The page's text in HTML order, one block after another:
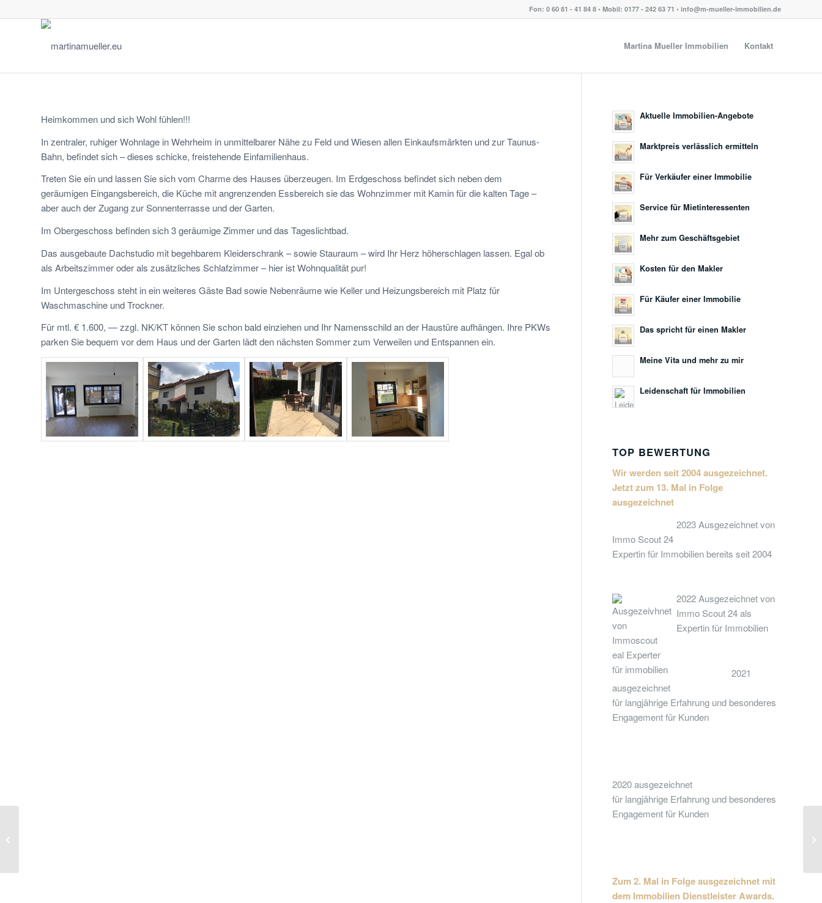
Fon: 0 60 81 - 41 84 8 • Mobil: 0177 - 242 63 71 • info@m-mueller-immobilien.de
Martina Mueller Immobilien Kontakt
Heimkommen und sich Wohl fühlen!!!
In zentraler, ruhiger Wohnlage in Wehrheim in unmittelbarer Nähe zu Feld und Wiesen allen Einkaufsmärkten und zur Taunus-
Bahn, befindet sich – dieses schicke, freistehende Einfamilienhaus.
Treten Sie ein und lassen Sie sich vom Charme des Hauses überzeugen. Im Erdgeschoss befindet sich neben dem
geräumigen Eingangsbereich, die Küche mit angrenzenden Essbereich sie das Wohnzimmer mit Kamin für die kalten Tage –
aber auch der Zugang zur Sonnenterrasse und der Garten.
Im Obergeschoss befinden sich 3 geräumige Zimmer und das Tageslichtbad.
Das ausgebaute Dachstudio mit begehbarem Kleiderschrank – sowie Stauraum – wird Ihr Herz höherschlagen lassen. Egal ob
als Arbeitszimmer oder als zusätzliches Schlafzimmer – hier ist Wohnqualität pur!
Im Untergeschoss steht in ein weiteres Gäste Bad sowie Nebenräume wie Keller und Heizungsbereich mit Platz für
Waschmaschine und Trockner.
Für mtl. € 1.600, — zzgl. NK/KT können Sie schon bald einziehen und Ihr Namensschild an der Haustüre aufhängen. Ihre PKWs
parken Sie bequem vor dem Haus und der Garten lädt den nächsten Sommer zum Verweilen und Entspannen ein.
Aktuelle Immobilien-Angebote
Marktpreis verlässlich ermitteln
Für Verkäufer einer Immobilie
Service für Mietinteressenten
Mehr zum Geschäftsgebiet
Kosten für den Makler
Für Käufer einer Immobilie
Das spricht für einen Makler
Meine Vita und mehr zu mir
Leidenschaft für Immobilien
TOP BEWERTUNG
Wir werden seit 2004 ausgezeichnet.
Jetzt zum 13. Mal in Folge
ausgezeichnet
2023 Ausgezeichnet von
Immo Scout 24
Expertin für Immobilien bereits seit 2004
2022 Ausgezeichnet von
Immo Scout 24 als
Expertin für Immobilien
2021
ausgezeichnet
für langjährige Erfahrung und besonderes
Engagement für Kunden
2020 ausgezeichnet
für langjährige Erfahrung und besonderes
Engagement für Kunden
Zum 2. Mal in Folge ausgezeichnet mit
dem Immobilien Dienstleister Awards.